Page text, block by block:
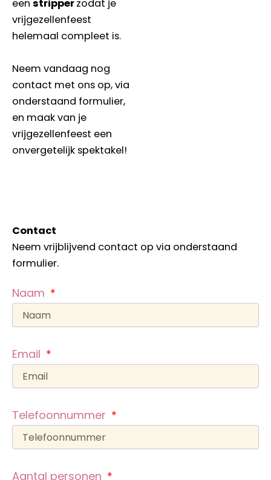
een stripperzodat je
vrijgezellenfeest
helemaal compleet is.
Neem vandaag nog
contact met ons op, via
onderstaand formulier,
en maak van je
vrijgezellenfeest een
onvergetelijk spektakel!
Contact
Neem vrijblijvend contact op via onderstaand
formulier.
Naam
Email
Telefoonnummer
Aantal personen